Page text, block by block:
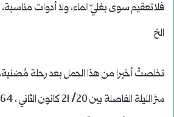
فلاتعقيم سوى بغليِّ الماء، ولا أدوات
الخ
تخلصتْ أخيرا من هذا الحمل بعد رحلة